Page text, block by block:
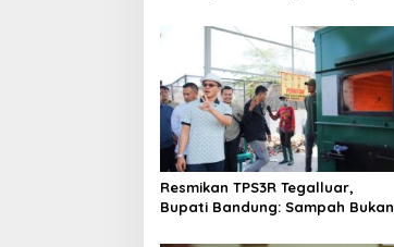
Bandung
Resmikan TPS3R Tegalluar,
Bupati Bandung: Sampah Bukan